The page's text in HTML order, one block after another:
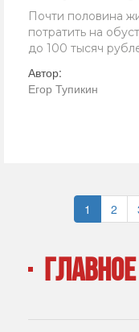
Почти половина
потратить на
до 100 тысяч
Автор:
Егор Тупикин
1 2
ГЛАВНОЕ